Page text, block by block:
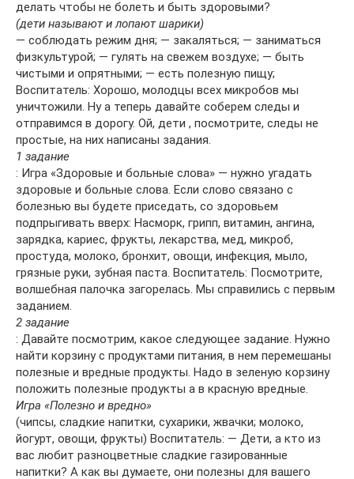
делать чтобы не болеть и быть здоровыми?
(дети называют и лопают шарики)
— соблюдать режим дня; — закаляться; — заниматься
физкультурой; — гулять на свежем воздухе; — быть
чистыми и опрятными; — есть полезную пищу;
Воспитатель: Хорошо, молодцы всех микробов мы
уничтожили. Ну а теперь давайте соберем следы и
отправимся в дорогу. Ой, дети , посмотрите, следы не
простые, на них написаны задания.
1 задание
: Игра «Здоровые и больные слова» — нужно угадать
здоровые и больные слова. Если слово связано с
болезнью вы будете приседать, со здоровьем
подпрыгивать вверх: Насморк, грипп, витамин, ангина,
зарядка, кариес, фрукты, лекарства, мед, микроб,
простуда, молоко, бронхит, овощи, инфекция, мыло,
грязные руки, зубная паста. Воспитатель: Посмотрите,
волшебная палочка загорелась. Мы справились с первым
заданием.
2 задание
: Давайте посмотрим, какое следующее задание. Нужно
найти корзину с продуктами питания, в нем перемешаны
полезные и вредные продукты. Надо в зеленую корзину
положить полезные продукты а в красную вредные.
Игра «Полезно и вредно»
(чипсы, сладкие напитки, сухарики, жвачки; молоко,
йогурт, овощи, фрукты) Воспитатель: — Дети, а кто из
вас любит разноцветные сладкие газированные
напитки? А как вы думаете, они полезны для вашего